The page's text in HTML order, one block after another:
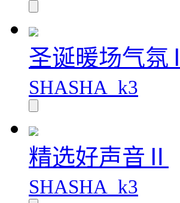
圣诞暖场气氛Ⅱ
SHASHA_k3
精选好声音Ⅱ
SHASHA_k3